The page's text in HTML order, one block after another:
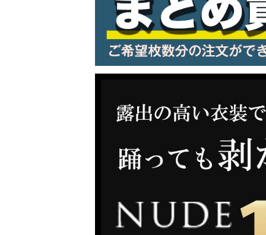
LINE連携でクーポンもらえる!!
同一商品まとめ買いキャンペーン